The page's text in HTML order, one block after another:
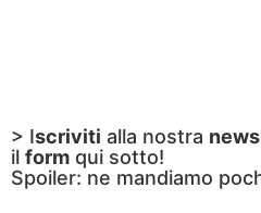
> Iscriviti alla nostra
il form qui sotto!
Spoiler: ne mandiamo